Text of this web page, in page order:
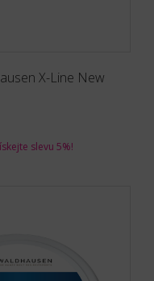
X-Line New
slevu 5%!